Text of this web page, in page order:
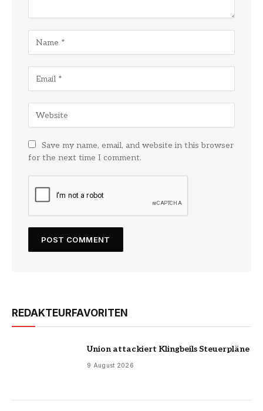
Save my name, email, and website in this browser
for the next time I comment.
REDAKTEURFAVORITEN
Union attackiert Klingbeils Steuerpläne
9 August 2026